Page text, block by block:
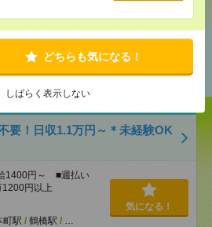
どちらも気になる！
しばらく表示しない
履歴からの
すめ
要！日収1.1万円～＊未経験OK
1400円～ ■週払い
円以上
町駅 / 鶴橋駅 / …
気になる！